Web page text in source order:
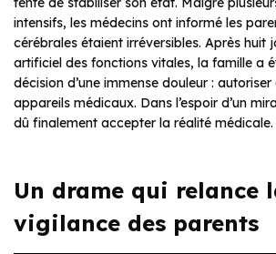
intensifs, les médecins ont informé les
cérébrales étaient irréversibles. Après huit
artificiel des fonctions vitales, la famille a
décision d’une immense douleur : autoriser
appareils médicaux. Dans l’espoir d’un
dû finalement accepter la réalité médicale.
Un drame qui relance
vigilance des parents